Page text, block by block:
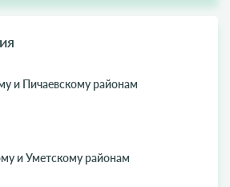
и Пичаевскому районам
и Уметскому районам